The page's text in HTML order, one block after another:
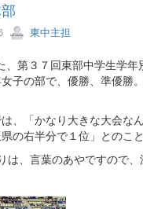
東中主担
、第３７回東部中学生学年
子の部で、優勝、準優勝
、「かなり大きな大会な
の右半分で１位」とのこと
は、言葉のあやですので